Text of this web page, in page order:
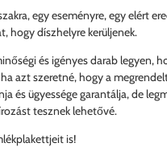
egy eseményre, egy elért
hogy díszhelyre kerüljenek.
és igényes darab
azt szeretné, hogy a
és ügyessége garantálja, de
tesznek lehetővé.
is!